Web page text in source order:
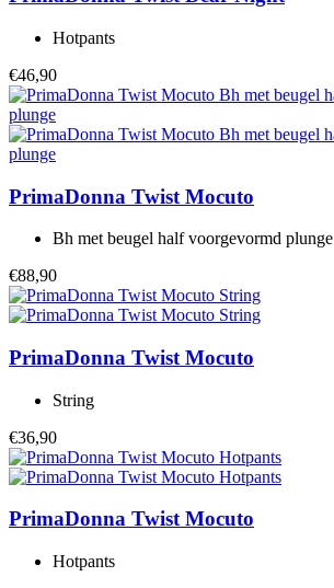
Hotpants
€46,90
PrimaDonna Twist Mocuto
Bh met beugel half voorgevormd plunge
€88,90
PrimaDonna Twist Mocuto
String
€36,90
PrimaDonna TwistMocuto
Hotpants